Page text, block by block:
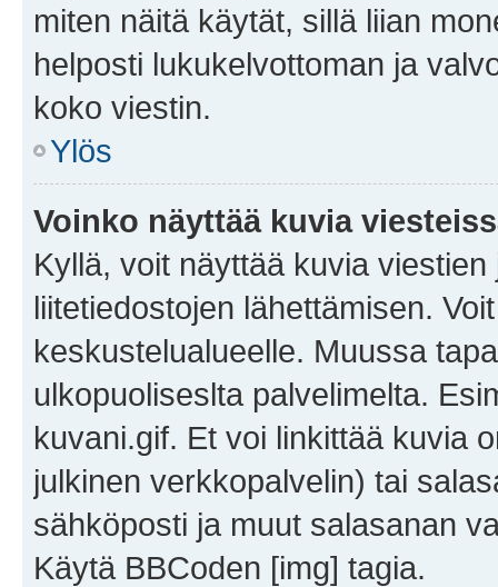
miten näitä käytät, sillä liian
helposti lukukelvottoman ja
koko viestin.
Ylös
Voinko näyttää kuvia
Kyllä, voit näyttää kuvia
liitetiedostojen lähettämisen.
keskustelualueelle. Muussa
ulkopuoliseslta palvelimelta.
kuvani.gif. Et voi linkittää kuvia
julkinen verkkopalvelin) tai
sähköposti ja muut salasanan
Käytä BBCoden [img] tagia.